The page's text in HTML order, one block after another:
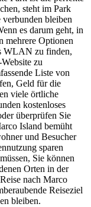
steht im Park
bleiben
es darum geht, in
mehrere Optionen
WLAN zu finden,
zu
Liste von
Geld für die
viele örtliche
kostenloses
überprüfen Sie
Island bemüht
und Besucher
sparen
Sie können
Orten in der
nach Marco
Reiseziel
bleiben.